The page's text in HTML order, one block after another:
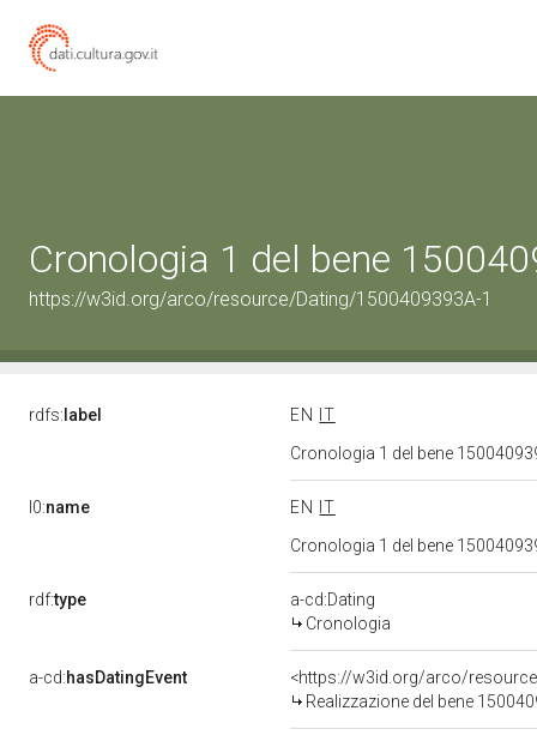
Cronologia 1 del bene
https://w3id.org/arco/resource/Dating/1500409393A-1
rdfs: label EN
IT
Cronologia 1 del bene
l0:name EN
IT
Cronologia 1 del bene
rdf:type
a-cd:Dating
Cronologia
a-cd:hasDatingEvent
<https://w3id.org/arco/
Realizzazione del bene